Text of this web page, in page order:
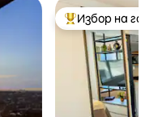
Най-популярен
Избор на